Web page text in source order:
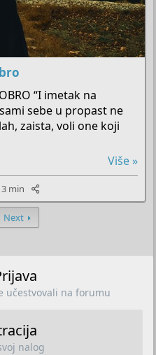
“I imetak na
sebe u propast ne
zaista, voli one koji
Više »
min
Next
učestvovali na forumu
nalog